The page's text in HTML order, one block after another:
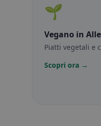
🌱
Vegano in
Piatti vegetali e
Scopri ora →